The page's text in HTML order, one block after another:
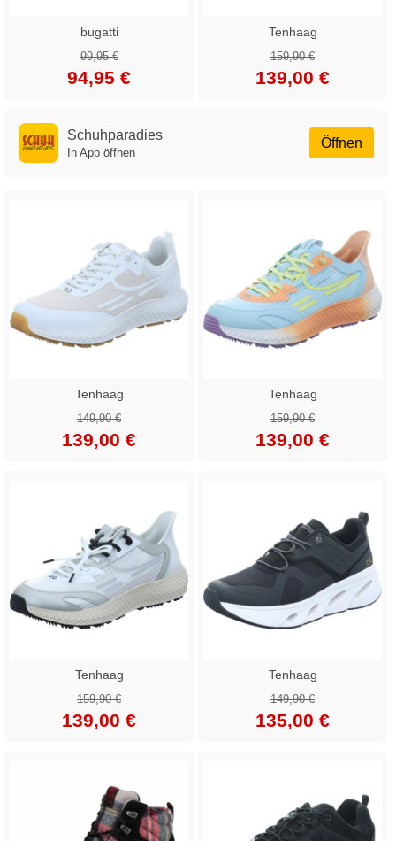
bugatti
99,95 €
94,95 €
Tenhaag
159,90 €
139,00 €
Öffnen
Schuhparadies
In App öffnen
Tenhaag
149,90 €
139,00 €
Tenhaag
159,90 €
139,00 €
Tenhaag
159,90 €
139,00 €
Tenhaag
149,90 €
135,00 €